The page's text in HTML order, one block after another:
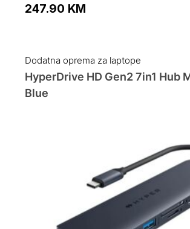
was:
309.90 KM.
247.90 KM
is:
247.90 KM.
Dodatna oprema za laptope
HyperDrive HD Gen2 7in1 Hub
Blue